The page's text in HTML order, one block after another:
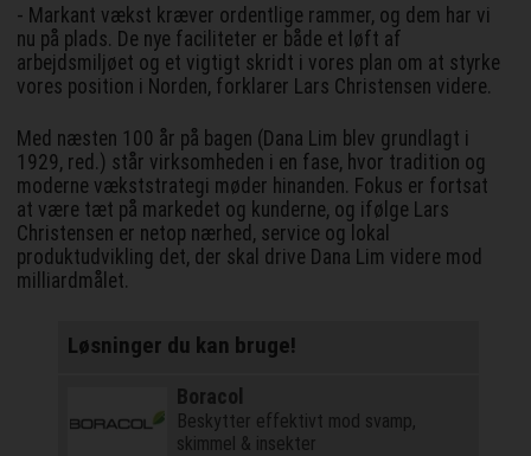
- Markant vækst kræver ordentlige rammer, og dem har vi
nu på plads. De nye faciliteter er både et løft af
arbejdsmiljøet og et vigtigt skridt i vores plan om at styrke
vores position i Norden, forklarer Lars Christensen videre.
Med næsten 100 år på bagen (Dana Lim blev grundlagt i
1929, red.) står virksomheden i en fase, hvor tradition og
moderne vækststrategi møder hinanden. Fokus er fortsat
at være tæt på markedet og kunderne, og ifølge Lars
Christensen er netop nærhed, service og lokal
produktudvikling det, der skal drive Dana Lim videre mod
milliardmålet.
Løsninger du kan bruge!
Boracol
Beskytter effektivt mod svamp,
skimmel & insekter